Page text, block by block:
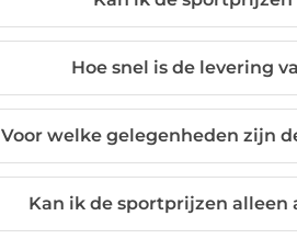
Hoe snel is de levering
Voor welke gelegenheden zijn
Kan ik de sportprijzen alleen